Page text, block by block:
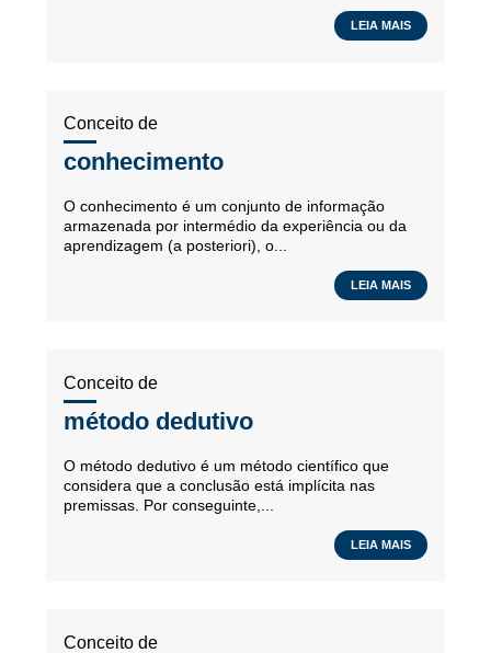
LEIA MAIS
Conceito de
conhecimento
O conhecimento é um conjunto de informação
armazenada por intermédio da experiência ou da
aprendizagem (a posteriori), o...
LEIA MAIS
Conceito de
método dedutivo
O método dedutivo é um método científico que
considera que a conclusão está implícita nas
premissas. Por conseguinte,...
LEIA MAIS
Conceito de